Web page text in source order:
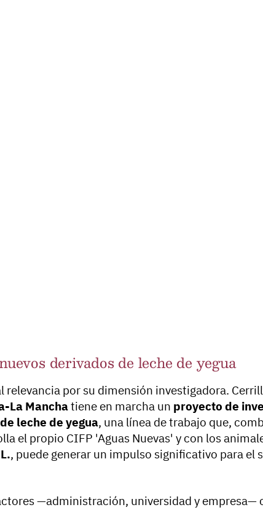
derivados de leche de yegua
relevancia por su dimensión investigadora.
La Manchatiene en marcha un proyecto de
leche de yegua, una línea de trabajo que,
el propio CIFP 'Aguas Nuevas' y con los
, puede generar un impulso significativo para el
—administración, universidad y empresa—